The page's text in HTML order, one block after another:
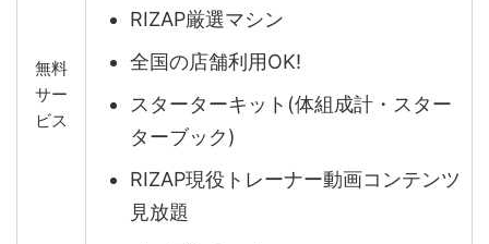
無料
サー
ビス
RIZAP厳選マシン
全国の店舗利用OK!
スターターキット(体組成計・スター
ターブック)
RIZAP現役トレーナー動画コンテンツ
見放題